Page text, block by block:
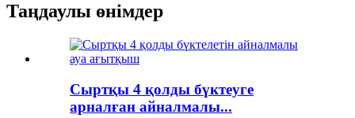
Таңдаулы өнімдер
Сыртқы 4 қолды бүктеуге
арналған айналмалы...